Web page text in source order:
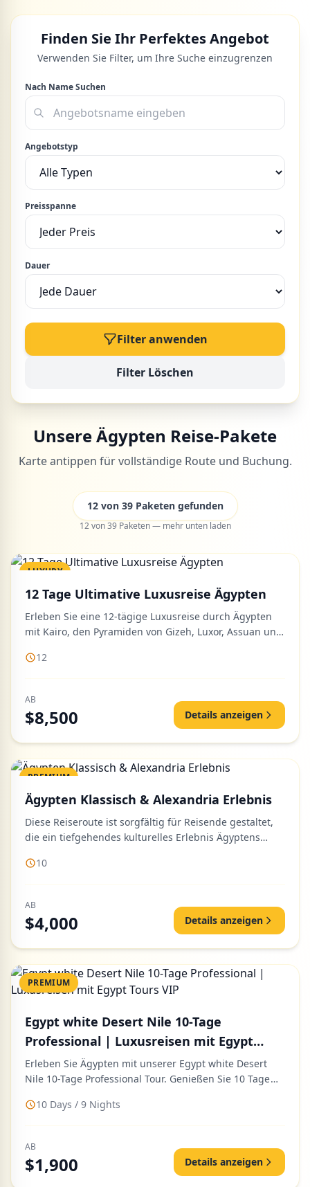
Finden Sie Ihr Perfektes Angebot
Verwenden Sie Filter, um Ihre Suche einzugrenzen
Nach Name Suchen
Angebotstyp
Preisspanne
Dauer
Filter anwenden
Filter Löschen
Unsere Ägypten Reise-Pakete
Karte antippen für vollständige Route und Buchung.
12 von 39 Paketen gefunden
1239
12 von 39 Paketen — mehr unten laden
LUXURY
12 Tage Ultimative Luxusreise Ägypten
Erleben Sie eine 12-tägige Luxusreise durch Ägypten
mit Kairo, den Pyramiden von Gizeh, Luxor, Assuan und
12
AB
$8,500 Details anzeigen
PREMIUM
Ägypten Klassisch & Alexandria Erlebnis
Diese Reiseroute ist sorgfältig für Reisende gestaltet,
die ein tiefgehendes kulturelles Erlebnis Ägyptens
10
AB
$4,000 Details anzeigen
PREMIUM
Egypt white Desert Nile 10-Tage
Professional | Luxusreisen mit Egypt
Tours VIP
Erleben Sie Ägypten mit unserer Egypt white Desert
Nile 10-Tage Professional Tour. Genießen Sie 10 Tage
10 Days / 9 Nights
AB
$1,900 Details anzeigen